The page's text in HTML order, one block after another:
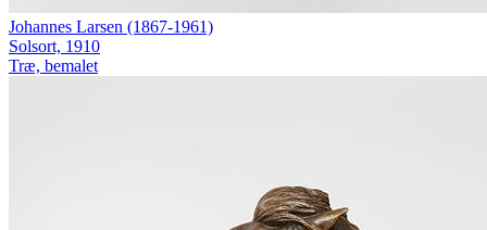
Johannes Larsen (1867-1961)
Solsort, 1910
Træ, bemalet